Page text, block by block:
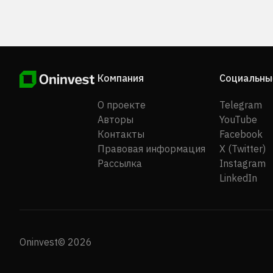
Компания
О проекте
Авторы
Контакты
Правовая информация
Рассылка
Telegram
YouTube
Facebook
X (Twitter)
Instagram
LinkedIn
Oninvest© 2026